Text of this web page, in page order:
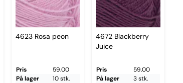
4623 Rosa peon
Pris
59.00
På lager
10 stk.
4672 Blackberry
Juice
Pris
59.00
På lager
3 stk.